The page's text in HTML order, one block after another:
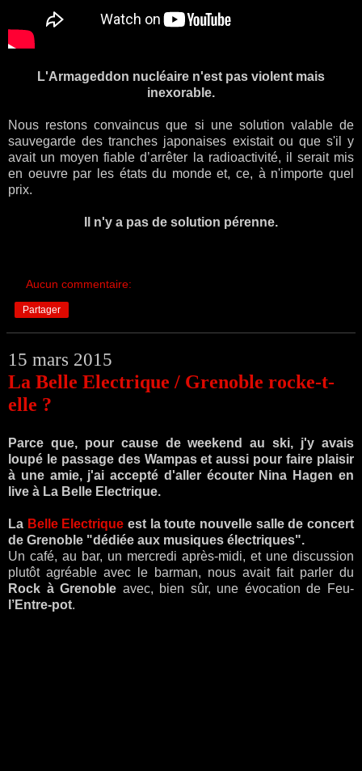
L'Armageddon nucléaire n'est pas violent mais
inexorable.
Nous restons convaincus que si une solution valable de
sauvegarde des tranches japonaises existait ou que s'il y
avait un moyen fiable d’arrêter la radioactivité, il serait mis
en oeuvre par les états du monde et, ce, à n'importe quel
prix.
Il n'y a pas de solution pérenne.
Aucun commentaire:
Partager
15 mars 2015
La Belle Electrique / Grenoble rocke-t-
elle ?
Parce que, pour cause de weekend au ski, j'y avais
loupé le passage des Wampas et aussi pour faire plaisir
à une amie, j'ai accepté d'aller écouter Nina Hagen en
live à La Belle Electrique.
La Belle Electrique est la toute nouvelle salle de concert
de Grenoble "dédiée aux musiques électriques".
Un café, au bar, un mercredi après-midi, et une discussion
plutôt agréable avec le barman, nous avait fait parler du
Rock à Grenoble avec, bien sûr, une évocation de Feu-
l’Entre-pot.